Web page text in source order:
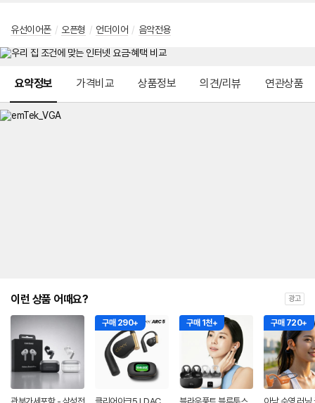
유선이어폰 / 오픈형 / 언더이어 / 음악전용
요약정보 가격비교 상품정보 의견/리뷰 연관상품
이런 상품 어때요? 광고
구매 290+ 구매 1천+ 구매 720+